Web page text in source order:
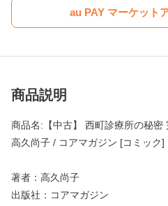
au PAY マーケット
商品説明
商品名:【中古】 西町診療所の秘密
高久尚子 / コアマガジン [コミック]
著者：高久尚子
出版社：コアマガジン